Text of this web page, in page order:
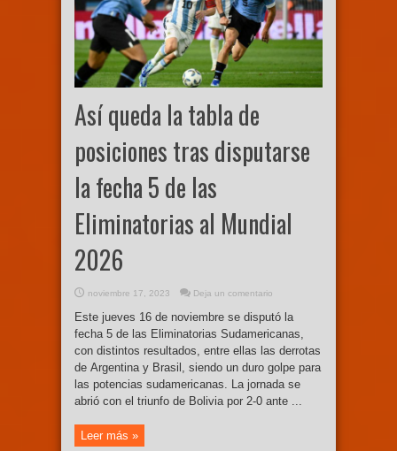
Así queda la tabla de
posiciones tras disputarse
la fecha 5 de las
Eliminatorias al Mundial
2026
noviembre 17, 2023 Deja un comentario
Este jueves 16 de noviembre se disputó la
fecha 5 de las Eliminatorias Sudamericanas,
con distintos resultados, entre ellas las derrotas
de Argentina y Brasil, siendo un duro golpe para
las potencias sudamericanas. La jornada se
abrió con el triunfo de Bolivia por 2-0 ante ...
Leer más »